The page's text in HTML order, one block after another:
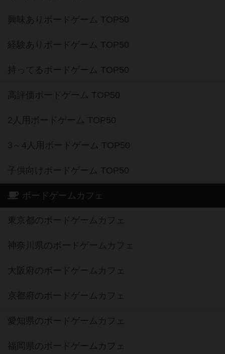
興味ありボードゲーム TOP50
経験ありボードゲーム TOP50
持ってるボードゲーム TOP50
高評価ボードゲーム TOP50
2人用ボードゲーム TOP50
3～4人用ボードゲーム TOP50
子供向けボードゲーム TOP50
ボードゲームカフェ
東京都のボードゲームカフェ
神奈川県のボードゲームカフェ
大阪府のボードゲームカフェ
京都府のボードゲームカフェ
愛知県のボードゲームカフェ
福岡県のボードゲームカフェ